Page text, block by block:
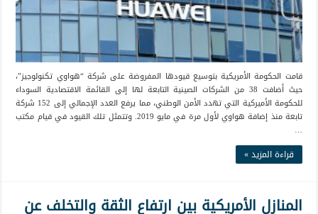
قامت الحكومة الأمريكية بتوسيع قيودها المفروضة على شركة “هواوي تكنولوجيز”،
حيث أضافت 38 من الشركات الصينية التابعة لها إلى القائمة الاقتصادية السوداء
للحكومة الأميركية التي تهدد الأمن الوطني، مما يرفع العدد الإجمالي إلى 152 شركة
تابعة منذ إضافة هواوي لأول مرة في مايو 2019. وتتمثل تلك القيود في قيام مكتب
…
قراءة المزيد »
المنازل الأمريكية بين ارتفاع الثقة والتخلف عن